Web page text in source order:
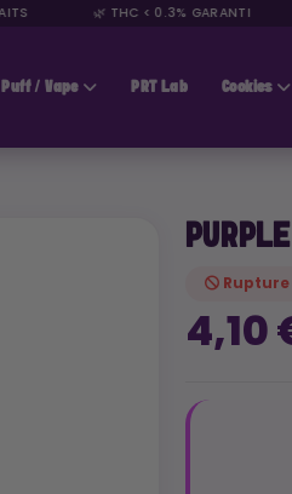
🌿 THC < 0.3% GARANTI
Puff / Vape PRT Lab Cookies
4,10